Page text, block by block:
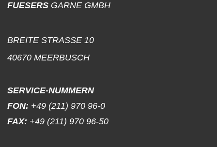
FUESERS GARNE GMBH
BREITE STRASSE 10
40670 MEERBUSCH
SERVICE-NUMMERN
FON: +49 (211) 970 96-0
FAX: +49 (211) 970 96-50